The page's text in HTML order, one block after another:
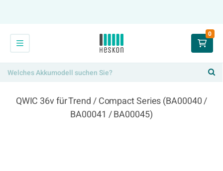
0
QWIC 36v für Trend / Compact Series (BA00040 /
BA00041 / BA00045)